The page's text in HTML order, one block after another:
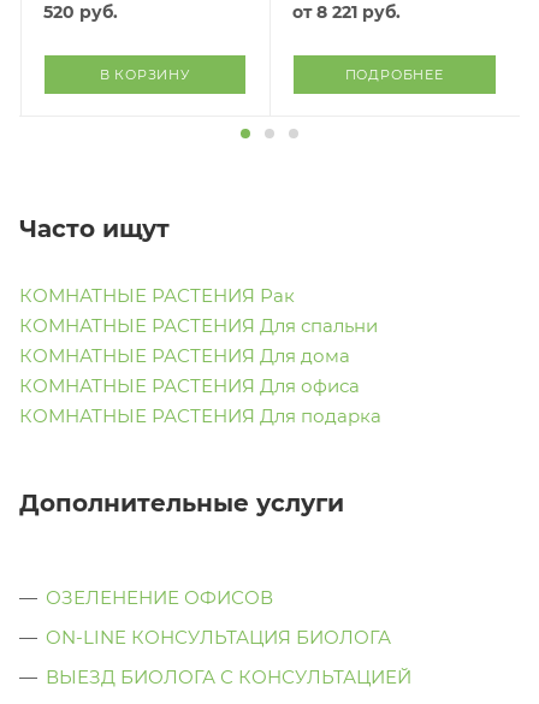
520 руб.
В КОРЗИНУ
от8 221 руб.
ПОДРОБНЕЕ
Часто ищут
КОМНАТНЫЕ РАСТЕНИЯ Рак
КОМНАТНЫЕ РАСТЕНИЯ Для спальни
КОМНАТНЫЕ РАСТЕНИЯ Для дома
КОМНАТНЫЕ РАСТЕНИЯ Для офиса
КОМНАТНЫЕ РАСТЕНИЯ Для подарка
Дополнительные услуги
ОЗЕЛЕНЕНИЕ ОФИСОВ
ON-LINE КОНСУЛЬТАЦИЯ БИОЛОГА
ВЫЕЗД БИОЛОГА С КОНСУЛЬТАЦИЕЙ